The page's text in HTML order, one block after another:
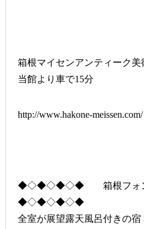
箱根マイセンアンティーク美
当館より車で15分
http://www.hakone-meissen.com/
◆◇◆◇◆◇◆ 箱根フォン
◆◇◆◇◆◇◆
全室が展望露天風呂付きの